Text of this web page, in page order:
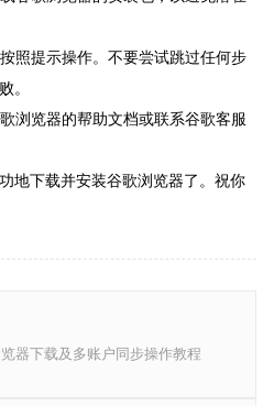
照提示操作。不要尝试跳过任何步
。
浏览器的帮助文档或联系谷歌客服
地下载并安装谷歌浏览器了。祝你
器下载及多账户同步操作教程